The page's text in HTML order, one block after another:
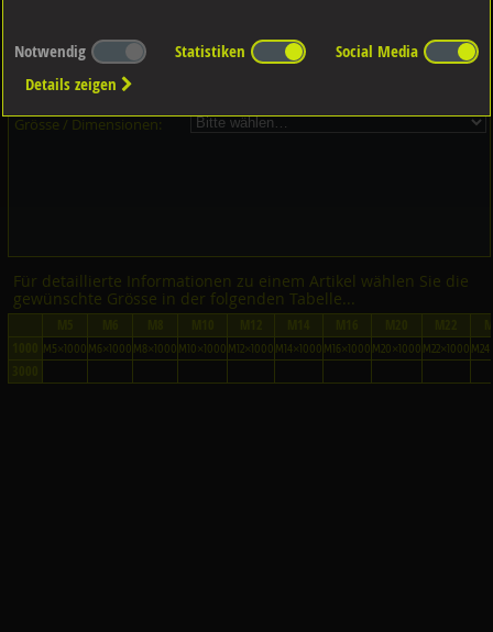
Dieser Artikel ist in 15 Grössen erhältlich - Bitte wählen Sie...
Artikel-Nr.:
Verpackungs-Einheit:
Grösse / Dimensionen:
Für detaillierte Informationen zu einem Artikel wählen Sie die
gewünschte Grösse in der folgenden Tabelle...
M5×1000 M6×1000 M8×1000 M10×1000 M12×1000 M14×1000 M16×1000 M20×1000 M22×1000
Notwendig Statistiken
Social Media
Details zeigen